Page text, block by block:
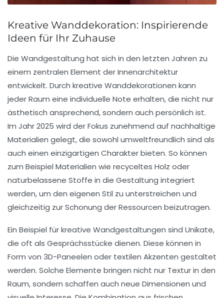
Kreative Wanddekoration: Inspirierende
Ideen für Ihr Zuhause
Die Wandgestaltung hat sich in den letzten Jahren zu
einem zentralen Element derInnenarchitektur
entwickelt. Durch kreative Wanddekorationen kann
jeder Raum eine individuelle Note erhalten, die nicht nur
ästhetisch ansprechend, sondern auch persönlich ist.
Im Jahr 2025 wird der Fokus zunehmend auf nachhaltige
Materialien gelegt, die sowohl umweltfreundlich sind als
auch einen einzigartigen Charakter bieten. So können
zum Beispiel Materialien wie recyceltes Holz oder
naturbelassene Stoffe in die Gestaltung integriert
werden, um den eigenen Stil zu unterstreichen und
gleichzeitig zur Schonung der Ressourcen beizutragen.
Ein Beispiel für kreative Wandgestaltungen sind Unikate,
die oft als Gesprächsstücke dienen. Diese können in
Form von 3D-Paneelen oder textilen Akzenten gestaltet
werden. Solche Elemente bringen nicht nur Texturin den
Raum, sondern schaffen auch neue Dimensionen und